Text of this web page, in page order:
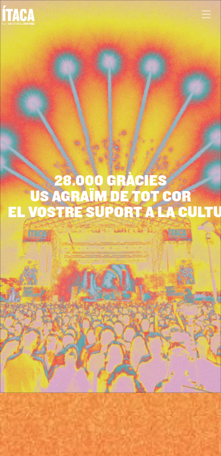
28.000 GRÀCIES
US AGRAÏM DE TOT COR
EL VOSTRE SUPORT A LA
Diapositiva 1 de 1: 28.000 GRÀCIES · US AGRAÏM DE TOT COR · EL